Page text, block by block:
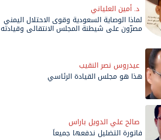
د. أمين العلياني
لماذا الوصاية السعودية وقوى الاحتلال اليمني
مصرّون على شيطنة المجلس الانتقالي وقيادته
عيدروس نصر النقيب
هذا هو مجلس القيادة الرئاسي
صالح علي الدويل باراس
فاتورة التضليل ندفعها جميعاً